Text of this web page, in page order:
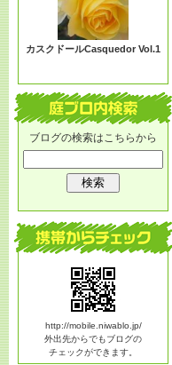
ブログの検索はこちらから
http://mobile.niwablo.jp/
外出先からでもブログの
チェックができます。
カスクドールCasquedor Vol.1